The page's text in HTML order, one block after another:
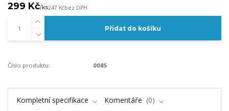
299 Kč/ks247 Kčbez DPH
Přidat do košíku
Číslo produktu: 0085
Kompletní specifikace Komentáře 0